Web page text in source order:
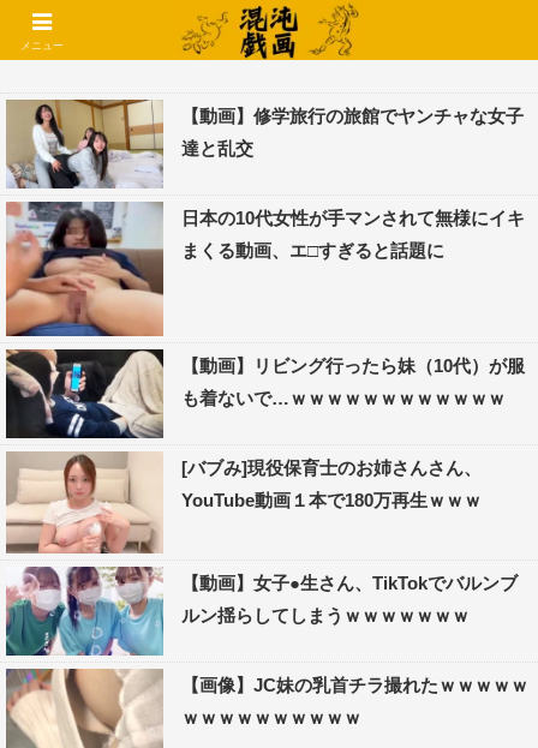
コメントでコテハン使えるようになりました🌱
【動画】修学旅行の旅館でヤンチャな女子
達と乱交
日本の10代女性が手マンされて無様にイキ
まくる動画、エ□すぎると話題に
【動画】リビング行ったら妹（10代）が服
も着ないで…ｗｗｗｗｗｗｗｗｗｗｗｗ
[バブみ]現役保育士のお姉さんさん、
YouTube動画１本で180万再生ｗｗｗ
【動画】女子●生さん、TikTokでバルンブ
ルン揺らしてしまうｗｗｗｗｗｗｗ
【画像】JC妹の乳首チラ撮れたｗｗｗｗｗ
ｗｗｗｗｗｗｗｗｗｗ
メニュー